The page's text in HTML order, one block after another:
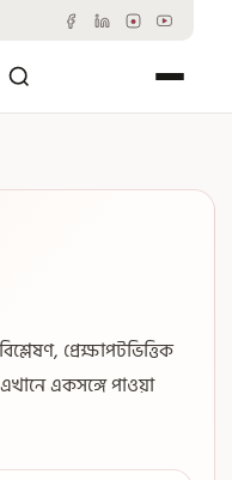
প্রেক্ষাপটভিত্তিক
একসঙ্গে পাওয়া